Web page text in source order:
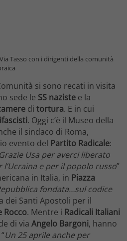
Tasso con i dirigenti della comunità
si sono recati in visita
sede le SS naziste e la
di tortura. E in cui
. Oggi c’è il Museo della
il sindaco di Roma,
evento del Partito Radicale:
Grazie Usa per averci liberato
e per il popolo russo”
in Italia, in Piazza
fondata…sul codice
dei Santi Apostoli per il
Rocco. Mentre i Radicali Italiani
di via Angelo Bargoni, hanno
Un 25 aprile anche per